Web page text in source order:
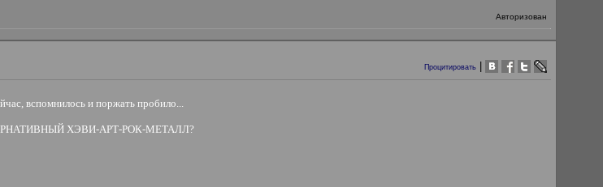
Авторизован
Процитировать
вспомнилось и поржать пробило...
ХЭВИ-АРТ-РОК-МЕТАЛЛ?